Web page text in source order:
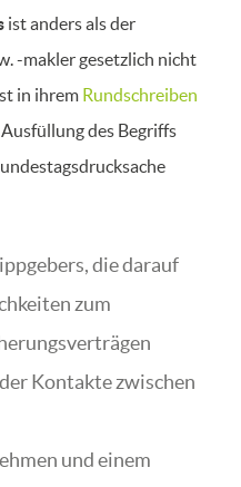
ist anders als der
-makler gesetzlich nicht
in ihrem Rundschreiben
des Begriffs
die darauf
zum
Kontakte zwischen
und einem